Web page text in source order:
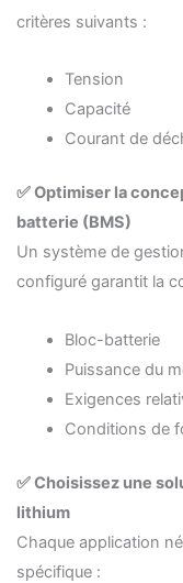
critères suivants :
Tension
Capacité
Courant de
✅ Optimiser la
batterie (BMS)
Un système de
configuré garantit la
Bloc-batterie
Puissance du
Exigences
Conditions de
✅ Choisissez une
lithium
Chaque application
spécifique :